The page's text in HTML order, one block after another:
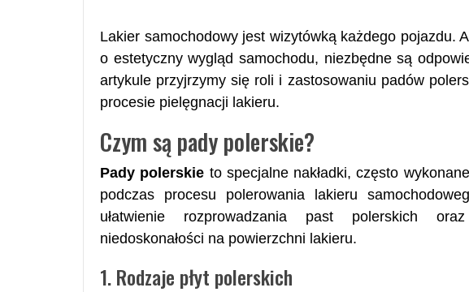
Lakier samochodowy jest wizytówką każdego pojazdu.
o estetyczny wygląd samochodu, niezbędne są
artykule przyjrzymy się roli i zastosowaniu padów
procesie pielęgnacji lakieru.
Czym są pady polerskie?
Pady polerskie to specjalne nakładki, często
podczas procesu polerowania lakieru
ułatwienie rozprowadzania past polerskich
niedoskonałości na powierzchni lakieru.
1. Rodzaje płyt polerskich